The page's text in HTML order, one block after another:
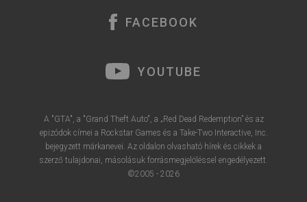
FACEBOOK
YOUTUBE
A "GTA", a "Grand Theft Auto", a „Red Dead Redemption” és az
epizódok címei a Rockstar Games és a Take-Two Interactive, Inc.
bejegyzett márkanevei. Az oldalon olvasható hírek és cikkek a
szerző tulajdonai, másolásuk forrásmegjelöléssel engedélyezett.
©2005 - 2026